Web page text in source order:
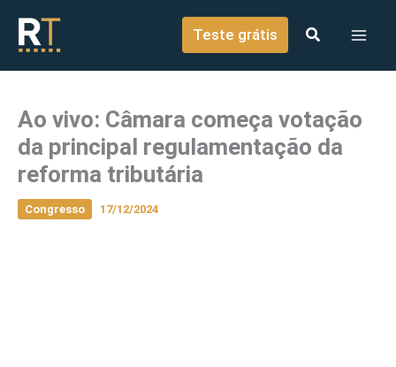
conteúdo
Teste grátis
Ao vivo: Câmara começa votação
da principal regulamentação da
reforma tributária
Congresso 17/12/2024